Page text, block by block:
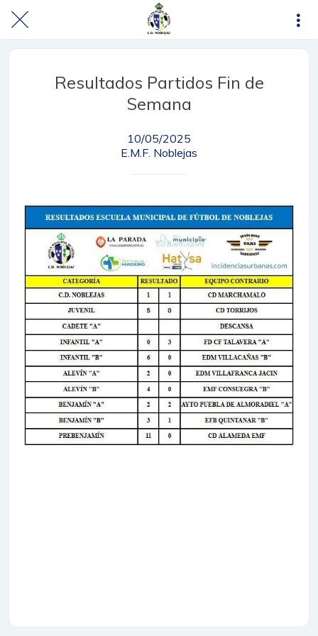
Resultados Partidos Fin de
Semana
10/05/2025
E.M.F. Noblejas